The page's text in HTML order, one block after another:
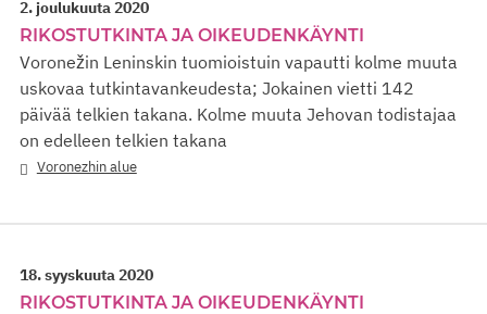
2. joulukuuta 2020
RIKOSTUTKINTA JA OIKEUDENKÄYNTI
Voronežin Leninskin tuomioistuin vapautti kolme muuta
uskovaa tutkintavankeudesta; Jokainen vietti 142
päivää telkien takana. Kolme muuta Jehovan todistajaa
on edelleen telkien takana
Voronezhin alue
18. syyskuuta 2020
RIKOSTUTKINTA JA OIKEUDENKÄYNTI